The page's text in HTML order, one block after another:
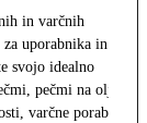
in varčnih
uporabnika in z
svojo idealno
pečmi na olje
varčne porabe